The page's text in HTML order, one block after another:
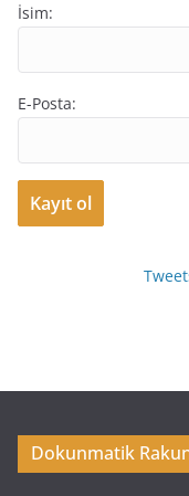
İsim:
E-Posta:
Dokunmatik